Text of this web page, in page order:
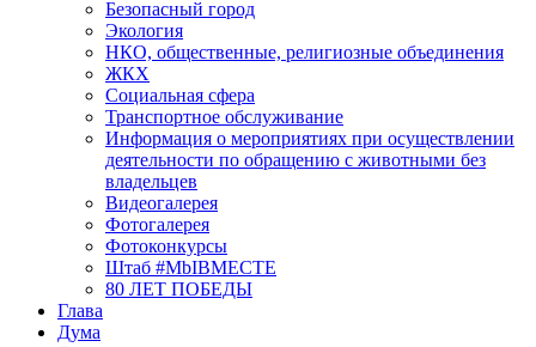
Безопасный город
Экология
НКО, общественные, религиозные объединения
ЖКХ
Социальная сфера
Транспортное обслуживание
Информация о мероприятиях при осуществлении
деятельности по обращению с животными без
владельцев
Видеогалерея
Фотогалерея
Фотоконкурсы
Штаб #MbIBMECTE
80 ЛЕТ ПОБЕДЫ
Глава
Дума